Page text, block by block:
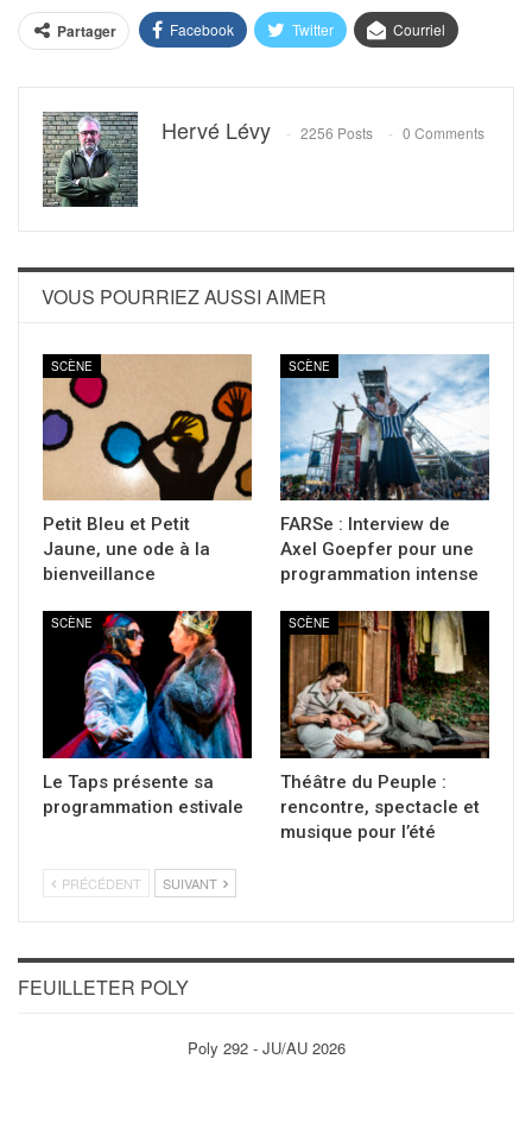
Partager Facebook Twitter Courriel
Hervé Lévy 2256 Posts 0 Comments
VOUS POURRIEZ AUSSI AIMER
SCÈNE
Petit Bleu et Petit
Jaune, une ode à la
bienveillance
SCÈNE
FARSe : Interview de
Axel Goepfer pour une
programmation intense
SCÈNE
Le Taps présente sa
programmation estivale
SCÈNE
Théâtre du Peuple :
rencontre, spectacle et
musique pour l’été
PRÉCÉDENT SUIVANT
FEUILLETER POLY
Poly 292 - JU/AU 2026